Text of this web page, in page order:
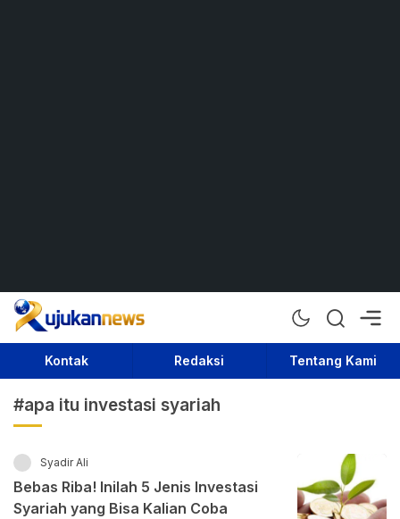
Rujukan News
Satu Rujukan Sejuta Informasi
Kontak Redaksi Tentang Kami
#apa itu investasi syariah
Syadir Ali
Bebas Riba! Inilah 5 Jenis Investasi
Syariah yang Bisa Kalian Coba